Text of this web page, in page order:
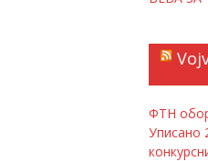
ФТН
Уписано